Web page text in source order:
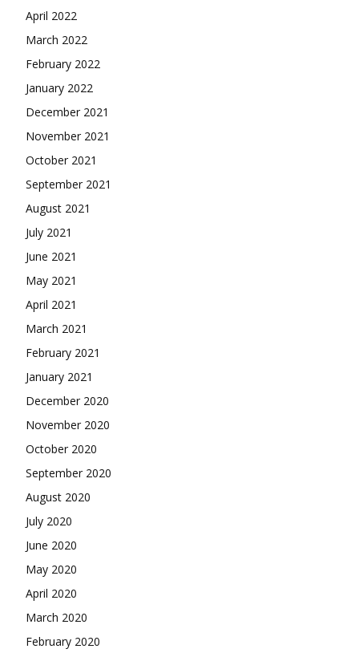
April 2022
March 2022
February 2022
January 2022
December 2021
November 2021
October 2021
September 2021
August 2021
July 2021
June 2021
May 2021
April 2021
March 2021
February 2021
January 2021
December 2020
November 2020
October 2020
September 2020
August 2020
July 2020
June 2020
May 2020
April 2020
March 2020
February 2020